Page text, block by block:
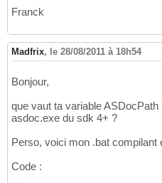
Franck
Madfrix, le 28/08/2011 à 18h54
Bonjour,
que vaut ta variable
asdoc.exe du sdk 4+ ?
Perso, voici mon .bat compilant
Code :